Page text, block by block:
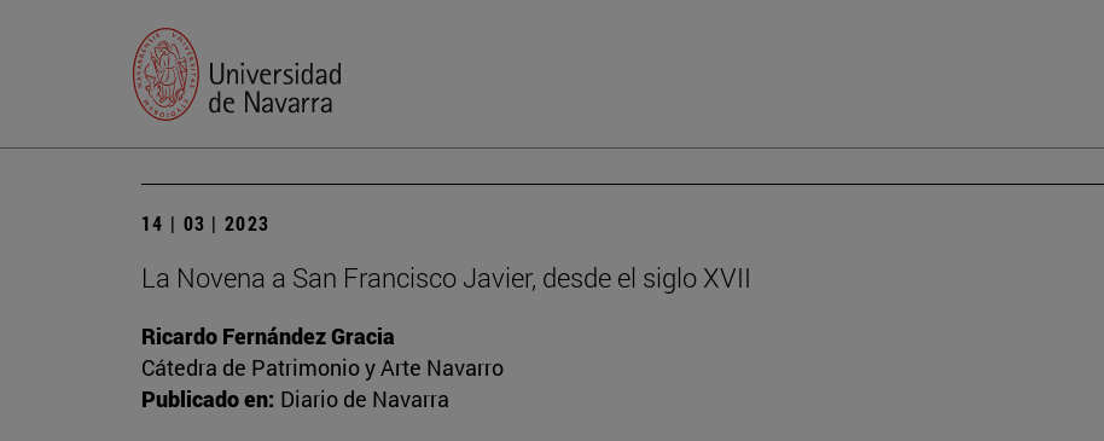
14 | 03 | 2023
La Novena a San Francisco Javier, desde el siglo XVII
Ricardo Fernández Gracia
Cátedra de Patrimonio y Arte Navarro
Publicado en: Diario de Navarra